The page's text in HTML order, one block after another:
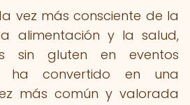
vez más consciente de la
alimentación y la salud,
sin gluten en eventos
ha convertido en una
más común y valorada